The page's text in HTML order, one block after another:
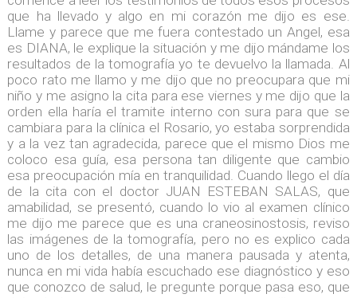
que ha llevado y algo en mi corazón me dijo es ese.
Llame y parece que me fuera contestado un Angel, esa
es DIANA, le explique la situación y me dijo mándame los
resultados de la tomografía yo te devuelvo la llamada. Al
poco rato me llamo y me dijo que no preocupara que mi
niño y me asigno la cita para ese viernes y me dijo que la
orden ella haría el tramite interno con sura para que se
cambiara para la clínica el Rosario, yo estaba sorprendida
y a la vez tan agradecida, parece que el mismo Dios me
coloco esa guía, esa persona tan diligente que cambio
esa preocupación mía en tranquilidad. Cuando llego el día
de la cita con el doctor JUAN ESTEBAN SALAS, que
amabilidad, se presentó, cuando lo vio al examen clínico
me dijo me parece que es una craneosinostosis, reviso
las imágenes de la tomografía, pero no es explico cada
uno de los detalles, de una manera pausada y atenta,
nunca en mi vida había escuchado ese diagnóstico y eso
que conozco de salud, le pregunte porque pasa eso, que